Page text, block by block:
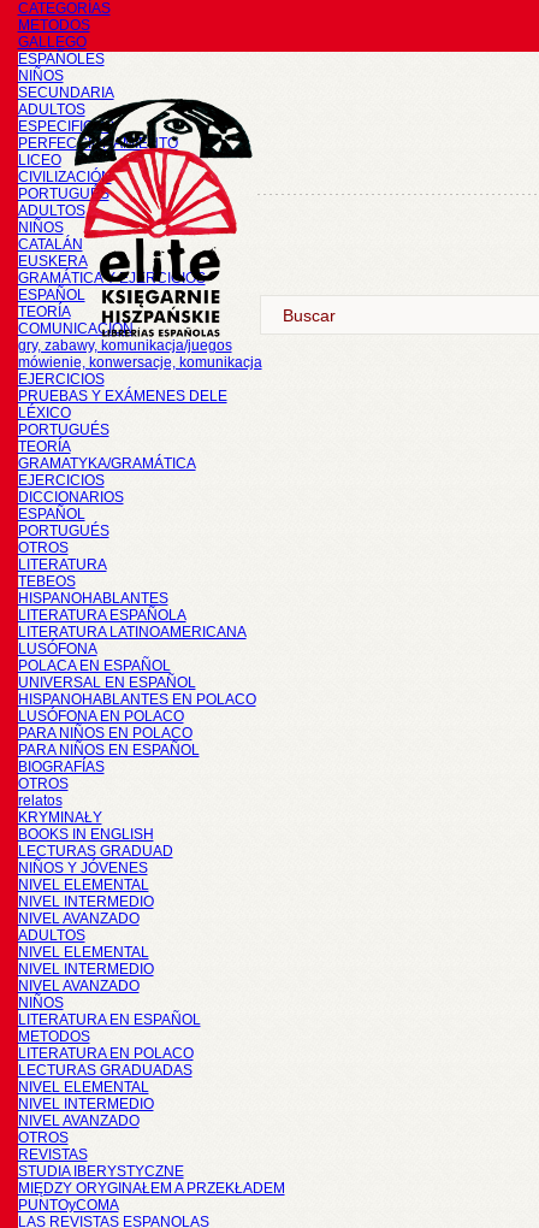
CATEGORÍAS
METODOS
GALLEGO
ESPAÑOLES
NIÑOS
SECUNDARIA
ADULTOS
ESPECIFICOS
PERFECCIONAMIENTO
LICEO
CIVILIZACIÓN
PORTUGUÉS
ADULTOS
NIÑOS
CATALÁN
EUSKERA
GRAMÁTICA Y EJERCICIOS
ESPAÑOL
TEORÍA
COMUNICACIÓN
gry, zabawy, komunikacja/juegos
mówienie, konwersacje, komunikacja
EJERCICIOS
PRUEBAS Y EXÁMENES DELE
LÉXICO
PORTUGUÉS
TEORÍA
GRAMATYKA/GRAMÁTICA
EJERCICIOS
DICCIONARIOS
ESPAÑOL
PORTUGUÉS
OTROS
LITERATURA
TEBEOS
HISPANOHABLANTES
LITERATURA ESPAÑOLA
LITERATURA LATINOAMERICANA
LUSÓFONA
POLACA EN ESPAÑOL
UNIVERSAL EN ESPAÑOL
HISPANOHABLANTES EN POLACO
LUSÓFONA EN POLACO
PARA NIÑOS EN POLACO
PARA NIÑOS EN ESPAÑOL
BIOGRAFÍAS
OTROS
relatos
KRYMINAŁY
BOOKS IN ENGLISH
LECTURAS GRADUAD
NIÑOS Y JÓVENES
NIVEL ELEMENTAL
NIVEL INTERMEDIO
NIVEL AVANZADO
ADULTOS
NIVEL ELEMENTAL
NIVEL INTERMEDIO
NIVEL AVANZADO
NIÑOS
LITERATURA EN ESPAÑOL
METODOS
LITERATURA EN POLACO
LECTURAS GRADUADAS
NIVEL ELEMENTAL
NIVEL INTERMEDIO
NIVEL AVANZADO
OTROS
REVISTAS
STUDIA IBERYSTYCZNE
MIĘDZY ORYGINAŁEM A PRZEKŁADEM
PUNTOyCOMA
LAS REVISTAS ESPANOLAS